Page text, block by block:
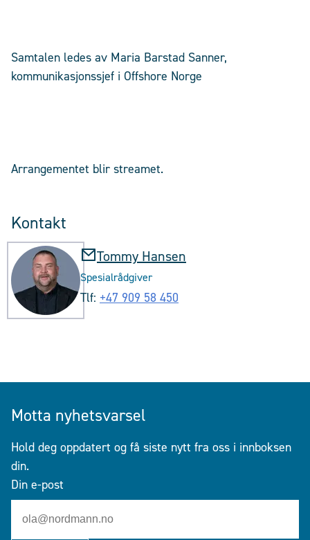
Samtalen ledes av Maria Barstad Sanner,
kommunikasjonssjef i Offshore Norge
Arrangementet blir streamet.
Kontakt
Tommy Hansen
Spesialrådgiver
Tlf: +47 909 58 450
Motta nyhetsvarsel
Hold deg oppdatert og få siste nytt fra oss i innboksen
din.
Din e-post